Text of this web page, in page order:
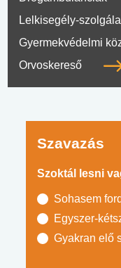
Lelkisegély-
Gyermekvédelmi
Orvoskereső
Szavazás
Szoktál lesni
Sohasem
Egyszer-
Gyakran elő